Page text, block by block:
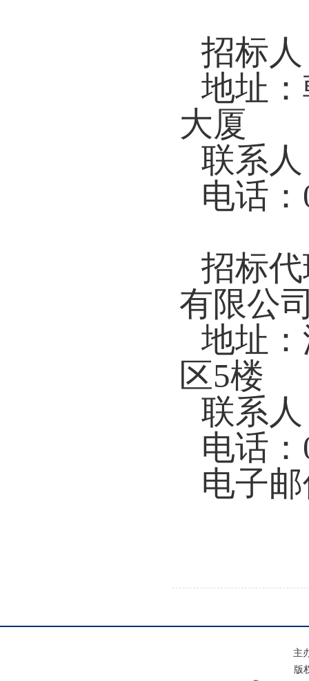
招标
地址
大厦
联系
电话：
招标
有限公
地址
区5楼
联系
电话：
电子邮
主
版